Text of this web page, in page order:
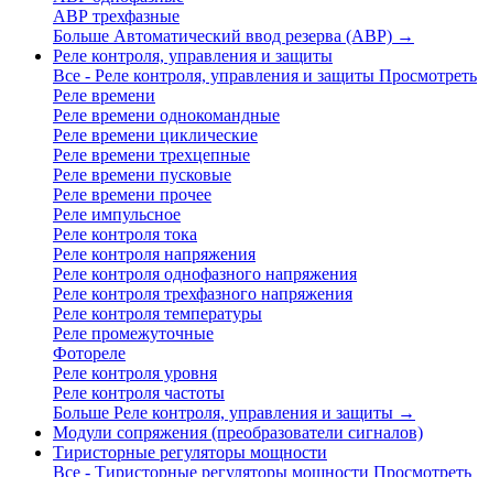
АВР трехфазные
Больше Автоматический ввод резерва (АВР) →
Реле контроля, управления и защиты
Все - Реле контроля, управления и защиты Просмотреть
Реле времени
Реле времени однокомандные
Реле времени циклические
Реле времени трехцепные
Реле времени пусковые
Реле времени прочее
Реле импульсное
Реле контроля тока
Реле контроля напряжения
Реле контроля однофазного напряжения
Реле контроля трехфазного напряжения
Реле контроля температуры
Реле промежуточные
Фотореле
Реле контроля уровня
Реле контроля частоты
Больше Реле контроля, управления и защиты →
Модули сопряжения (преобразователи сигналов)
Тиристорные регуляторы мощности
Все - Тиристорные регуляторы мощности Просмотреть